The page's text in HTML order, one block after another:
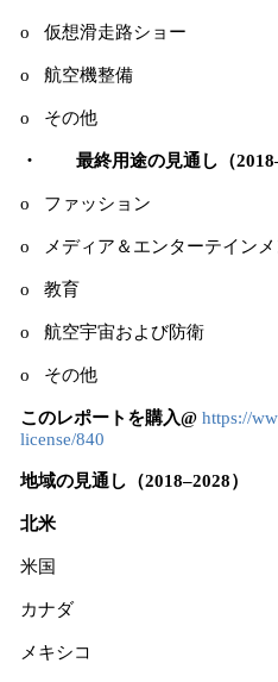
o 仮想滑走路ショー
o 航空機整備
o その他
・ 最終用途の見通し（
o ファッション
o メディア＆エンターテインメ
o 教育
o 航空宇宙および防衛
o その他
このレポートを購入@ https://
license/840
地域の見通し（2018–2028）
北米
米国
カナダ
メキシコ